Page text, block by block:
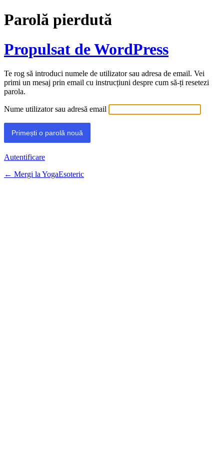
Parolă pierdută
Propulsat de WordPress
Te rog să introduci numele de utilizator sau adresa de email. Vei
primi un mesaj prin email cu instrucțiuni despre cum să-ți resetezi
parola.
Nume utilizator sau adresă email
Autentificare
← Mergi la YogaEsoteric